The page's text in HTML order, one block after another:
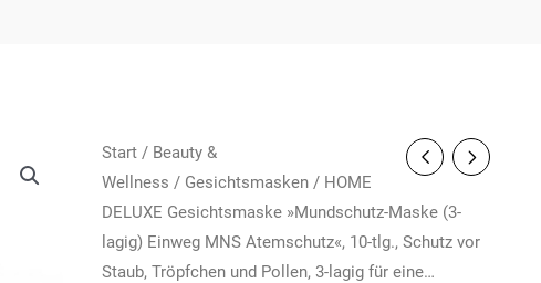
Start/ Beauty &
Wellness / Gesichtsmasken/ HOME
DELUXE Gesichtsmaske »Mundschutz-Maske (3-
lagig) Einweg MNS Atemschutz«, 10-tlg., Schutz vor
Staub, Tröpfchen und Pollen, 3-lagig für eine…